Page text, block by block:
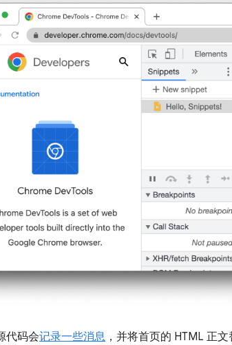
代码会记录一些消息 ，并将首页的 HTML 正